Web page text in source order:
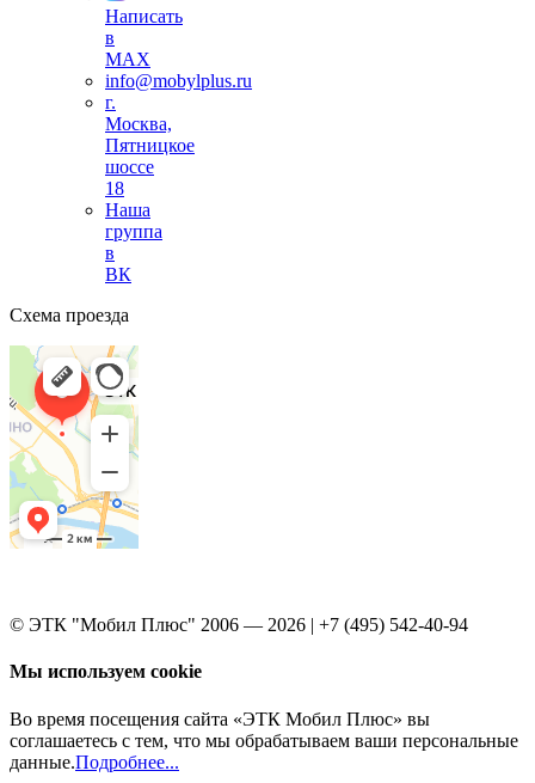
Написать
в
MAX
info@mobylplus.ru
г.
Москва,
Пятницкое
шоссе
18
Наша
группа
в
ВК
Схема проезда
© ЭТК "Мобил Плюс" 2006 — 2026 | +7 (495) 542-40-94
Мы используем cookie
Во время посещения сайта «ЭТК Мобил Плюс» вы
соглашаетесь с тем, что мы обрабатываем ваши персональные
данные.Подробнее...